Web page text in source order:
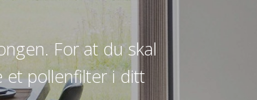
For at du skal
et pollenfilter i ditt